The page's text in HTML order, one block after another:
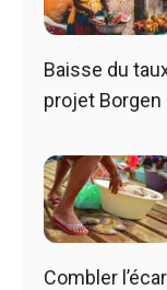
Baisse du
projet Borgen
Combler